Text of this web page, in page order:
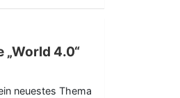
„World 4.0“
neuestes Thema